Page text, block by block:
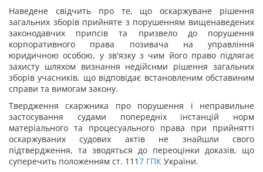
Наведене свідчить про те, що оскаржуване рішення
загальних зборів прийняте з порушенням вищенаведених
законодавчих припсів та призвело до порушення
корпоративного права позивача на управління
юридичною особою, у зв'язку з чим його право підлягає
захисту шляхом визнання недійснми рішення загальних
зборів учасників, що відповідає встановленим обставиним
справи та вимогам закону.
Твердження скаржника про порушення і неправильне
застосування судами попередніх інстанцій норм
матеріального та процесуального права при прийнятті
оскаржуваних судових актів не знайшли свого
підтвердження, та зводяться до переоцінки доказів, що
суперечить положенням ст. 1117 ГПК України.